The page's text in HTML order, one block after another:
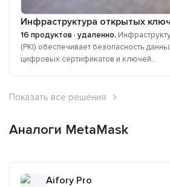
Инфраструктура открытых
16 продуктов · удаленно.
(PKI) обеспечивает безопасность
цифровых сертификатов и ключей...
Показать все решения
Аналоги MetaMask
Aifory Pro